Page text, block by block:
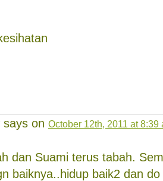
says on October 12th, 2011 at 8:39
dan Suami terus tabah.
baiknya..hidup baik2 dan